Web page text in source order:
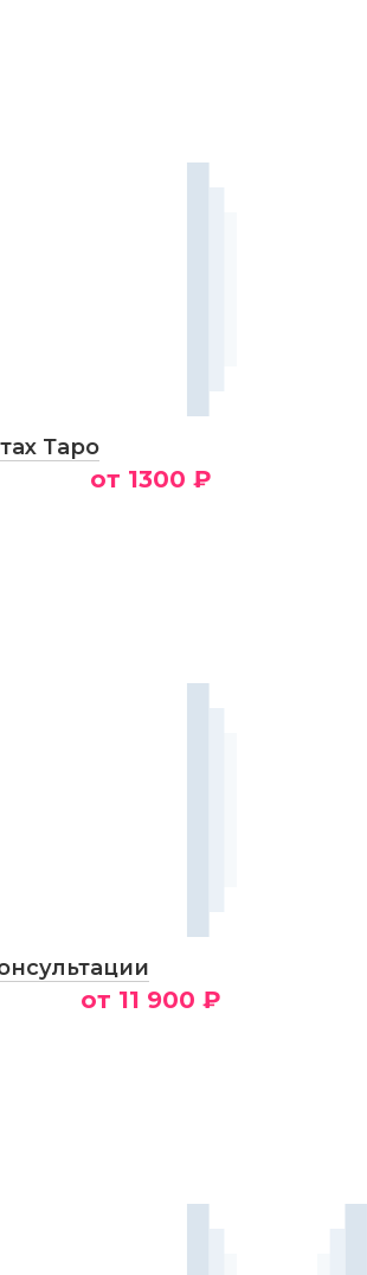
Таро
от 1300 ₽
от 11 900 ₽